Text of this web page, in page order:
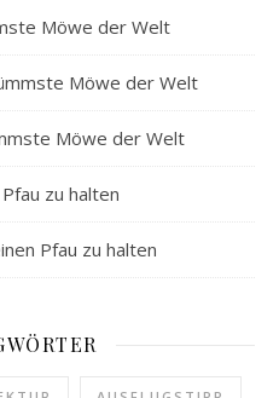
Möwe der Welt
Möwe der Welt
Möwe der Welt
zu halten
Pfau zu halten